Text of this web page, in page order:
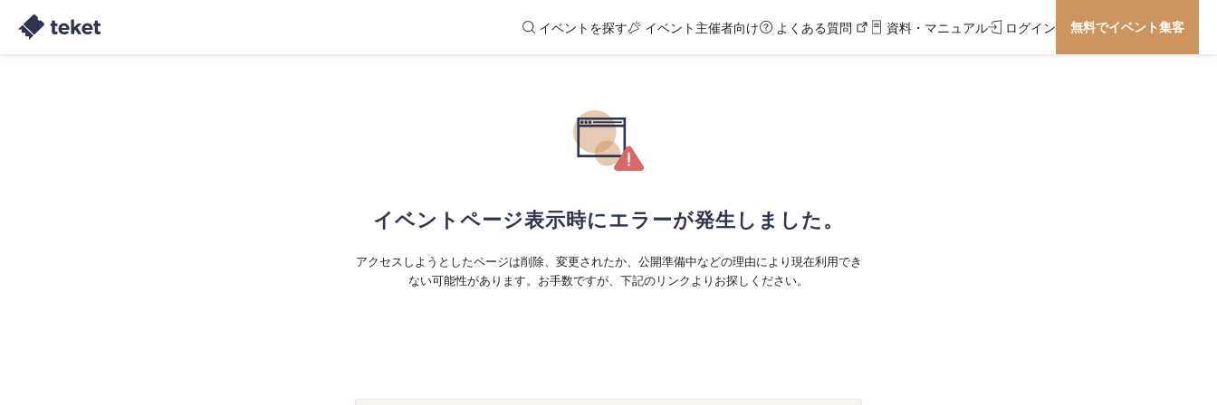
イベントを探す イベント主催者向け よくある質問 資料・マニュアル ログイン 無料でイベント集客
イベントページ表示時にエラーが発生しました。
アクセスしようとしたページは削除、変更されたか、公開準備中などの理由により現在利用でき
ない可能性があります。お手数ですが、下記のリンクよりお探しください。